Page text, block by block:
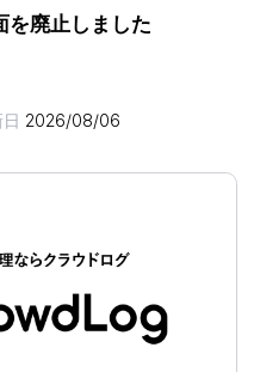
を廃止しました
2026/08/06